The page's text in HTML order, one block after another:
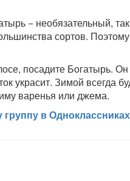
− необязательный,
сортов.
посадите Богатырь.
украсит. Зимой всегда
варенья или джема.
в Одноклассниках